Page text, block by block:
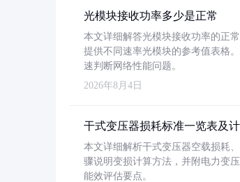
光模块接收功率多少是正常
本文详细解答光模块接收功率的正
提供不同速率光模块的参考值表格
速判断网络性能问题。
2026年8月4日
干式变压器损耗标准一览表及
本文详细解析干式变压器空载损耗
骤说明变损计算方法，并附电力变
能效评估要点。